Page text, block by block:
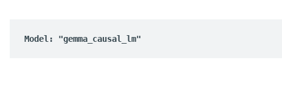
Model: "gemma_causal_lm"